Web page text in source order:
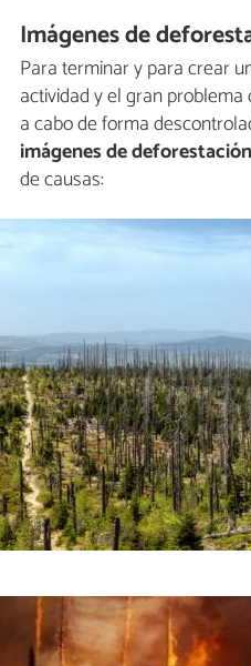
Imágenes de
Para terminar y para crear
actividad y el gran
a cabo de forma
imágenes de deforestación
de causas: